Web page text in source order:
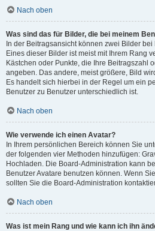
Nach oben
Was sind das für Bilder, die bei meinem
In der Beitragsansicht können zwei Bilder
Eines dieser Bilder ist meist mit Ihrem Rang
Kästchen oder Punkte, die Ihre Beitragszahl
angeben. Das andere, meist größere, Bild
Es handelt sich hierbei in der Regel um ein
Benutzer zu Benutzer unterschiedlich ist.
Nach oben
Wie verwende ich einen Avatar?
In Ihrem persönlichen Bereich können Sie
der folgenden vier Methoden hinzufügen:
Hochladen. Die Board-Administration kann
Benutzer Avatare benutzen können. Wenn
sollten Sie die Board-Administration
Nach oben
Was ist mein Rang und wie kann ich ihn